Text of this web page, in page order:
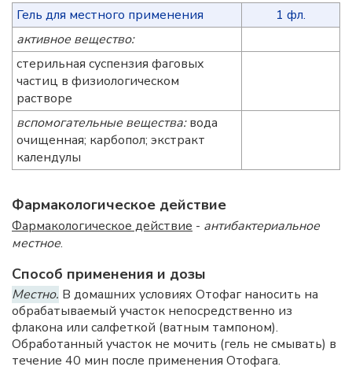
Гель для местного применения
1 фл.
активное вещество:
стерильная суспензия фаговых
частиц в физиологическом
растворе
вспомогательные вещества:вода
очищенная; карбопол; экстракт
календулы
Фармакологическое действие
Фармакологическое действие - антибактериальное
местное.
Способ применения и дозы
Местно. В домашних условиях Отофаг наносить на
обрабатываемый участок непосредственно из
флакона или салфеткой (ватным тампоном).
Обработанный участок не мочить (гель не смывать) в
течение 40 мин после применения Отофага.